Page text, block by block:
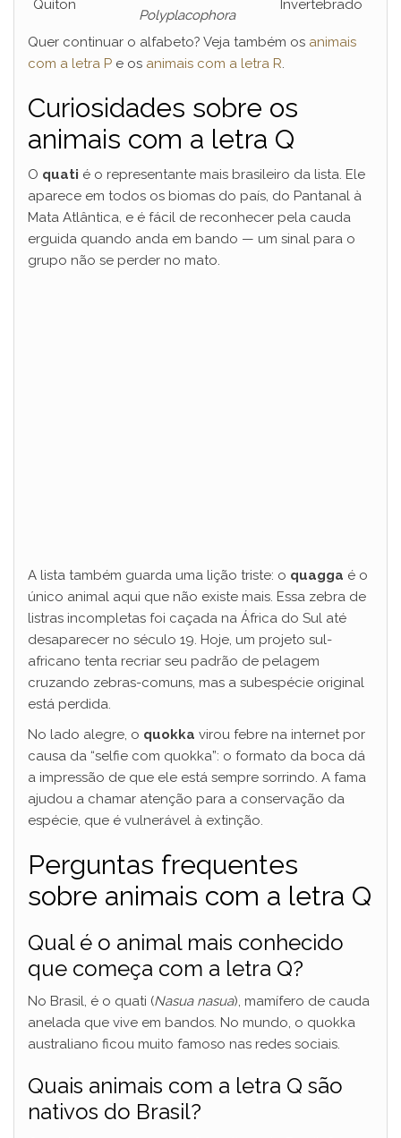
Quíton
Polyplacophora
Invertebrado
Quer continuar o alfabeto? Veja também os animais
com a letra P e os animais com a letra R.
Curiosidades sobre os
animais com a letra Q
O quati é o representante mais brasileiro da lista. Ele
aparece em todos os biomas do país, do Pantanal à
Mata Atlântica, e é fácil de reconhecer pela cauda
erguida quando anda em bando — um sinal para o
grupo não se perder no mato.
A lista também guarda uma lição triste: o quagga é o
único animal aqui que não existe mais. Essa zebra de
listras incompletas foi caçada na África do Sul até
desaparecer no século 19. Hoje, um projeto sul-
africano tenta recriar seu padrão de pelagem
cruzando zebras-comuns, mas a subespécie original
está perdida.
No lado alegre, o quokka virou febre na internet por
causa da “selfie com quokka”: o formato da boca dá
a impressão de que ele está sempre sorrindo. A fama
ajudou a chamar atenção para a conservação da
espécie, que é vulnerável à extinção.
Perguntas frequentes
sobre animais com a letra Q
Qual é o animal mais conhecido
que começa com a letra Q?
No Brasil, é o quati (Nasua nasua), mamífero de cauda
anelada que vive em bandos. No mundo, o quokka
australiano ficou muito famoso nas redes sociais.
Quais animais com a letra Q são
nativos do Brasil?